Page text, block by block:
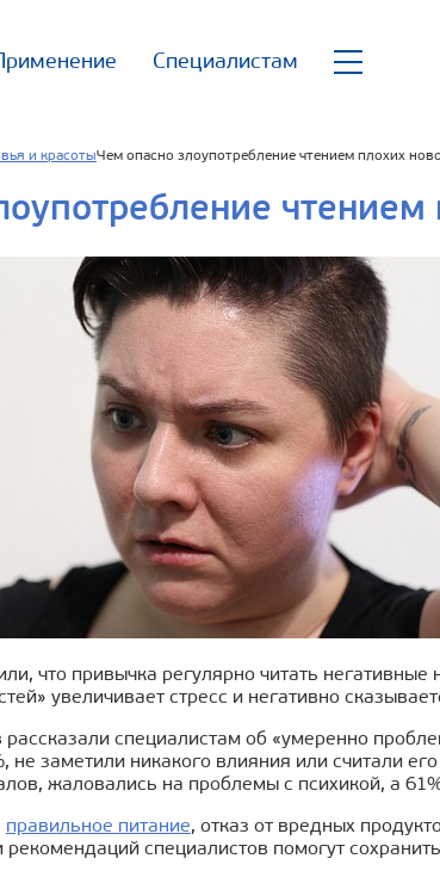
Применение Специалистам
и красотыЧем опасно злоупотребление чтением плохих
чтением
что привычка регулярно читать
увеличивает стресс и негативно
рассказали специалистам об «умеренно
не заметили никакого влияния или считали
жаловались на проблемы с психикой, а
правильное питание, отказ от вредных
специалистов помогут